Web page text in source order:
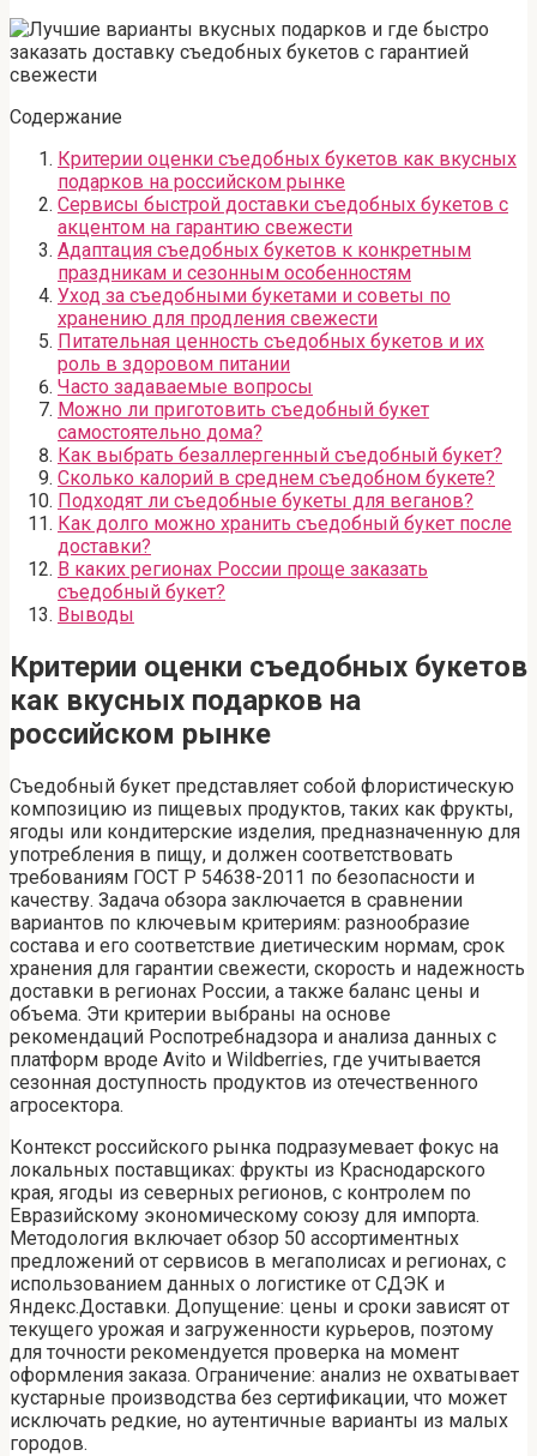
Содержание
Критерии оценки съедобных букетов как вкусных
подарков на российском рынке
Сервисы быстрой доставки съедобных букетов с
акцентом на гарантию свежести
Адаптация съедобных букетов к конкретным
праздникам и сезонным особенностям
Уход за съедобными букетами и советы по
хранению для продления свежести
Питательная ценность съедобных букетов и их
роль в здоровом питании
Часто задаваемые вопросы
Можно ли приготовить съедобный букет
самостоятельно дома?
Как выбрать безаллергенный съедобный букет?
Сколько калорий в среднем съедобном букете?
Подходят ли съедобные букеты для веганов?
Как долго можно хранить съедобный букет после
доставки?
В каких регионах России проще заказать
съедобный букет?
Выводы
Критерии оценки съедобных букетов
как вкусных подарков на
российском рынке
Съедобный букет представляет собой флористическую
композицию из пищевых продуктов, таких как фрукты,
ягоды или кондитерские изделия, предназначенную для
употребления в пищу, и должен соответствовать
требованиям ГОСТ Р 54638-2011 по безопасности и
качеству. Задача обзора заключается в сравнении
вариантов по ключевым критериям: разнообразие
состава и его соответствие диетическим нормам, срок
хранения для гарантии свежести, скорость и надежность
доставки в регионах России, а также баланс цены и
объема. Эти критерии выбраны на основе
рекомендаций Роспотребнадзора и анализа данных с
платформ вроде Avito и Wildberries, где учитывается
сезонная доступность продуктов из отечественного
агросектора.
Контекст российского рынка подразумевает фокус на
локальных поставщиках: фрукты из Краснодарского
края, ягоды из северных регионов, с контролем по
Евразийскому экономическому союзу для импорта.
Методология включает обзор 50 ассортиментных
предложений от сервисов в мегаполисах и регионах, с
использованием данных о логистике от СДЭК и
Яндекс.Доставки. Допущение: цены и сроки зависят от
текущего урожая и загруженности курьеров, поэтому
для точности рекомендуется проверка на момент
оформления заказа. Ограничение: анализ не охватывает
кустарные производства без сертификации, что может
исключать редкие, но аутентичные варианты из малых
городов.